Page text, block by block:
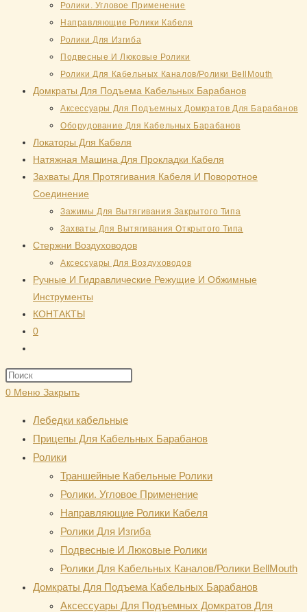
Ролики. Угловое Применение
Направляющие Ролики Кабеля
Ролики Для Изгиба
Подвесные И Люковые Ролики
Ролики Для Кабельных Каналов/Ролики BellMouth
Домкраты Для Подъема Кабельных Барабанов
Аксессуары Для Подъемных Домкратов Для Барабанов
Оборудование Для Кабельных Барабанов
Локаторы Для Кабеля
Натяжная Mашина Для Прокладки Кабеля
Захваты Для Протягивания Кабеля И Поворотное
Соединение
Зажимы Для Вытягивания Закрытого Типа
Захваты Для Вытягивания Открытого Типа
Стержни Воздуховодов
Аксессуары Для Воздуховодов
Ручные И Гидравлические Режущие И Обжимные
Инструменты
КОНТАКТЫ
0
по
веб-
сайту
закрыть
поиска.
0 Меню Закрыть
Лебедки кабельные
Прицепы Для Кабельных Барабанов
Ролики
Траншейные Кабельные Ролики
Ролики. Угловое Применение
Направляющие Ролики Кабеля
Ролики Для Изгиба
Подвесные И Люковые Ролики
Ролики Для Кабельных Каналов/Ролики BellMouth
Домкраты Для Подъема Кабельных Барабанов
Аксессуары Для Подъемных Домкратов Для